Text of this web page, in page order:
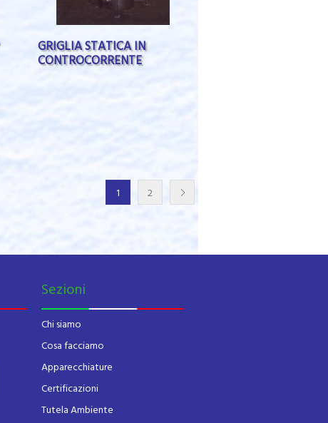
GRIGLIA STATICA IN
CONTROCORRENTE
1 2
Sezioni
Chi siamo
Cosa facciamo
Apparecchiature
Certificazioni
Tutela Ambiente